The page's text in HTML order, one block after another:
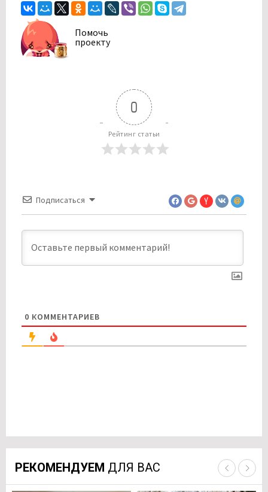
Помочь
проекту
0
Рейтинг статьи
Подписаться
0 КОММЕНТАРИЕВ
РЕКОМЕНДУЕМ ДЛЯ ВАС